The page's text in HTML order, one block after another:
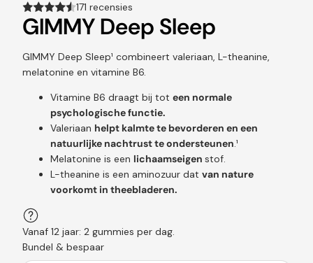
171 recensies
GIMMY Deep Sleep
GIMMY Deep Sleep¹ combineert valeriaan, L-theanine,
melatonine en vitamine B6.
Vitamine B6 draagt bij tot een normale
psychologische functie.
Valeriaan helpt kalmte te bevorderen en een
natuurlijke nachtrust te ondersteunen.¹
Melatonine is een lichaamseigen stof.
L-theanine is een aminozuur dat van nature
voorkomt in theebladeren.
Vanaf 12 jaar: 2 gummies per dag.
Bundel & bespaar